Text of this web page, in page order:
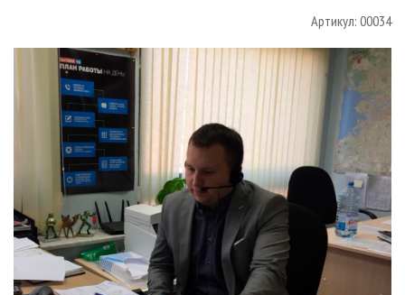
Артикул: 00034